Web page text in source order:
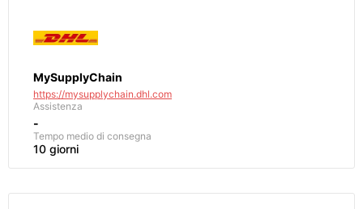
MySupplyChain
https://mysupplychain.dhl.com
Assistenza
-
Tempo medio di consegna
10 giorni